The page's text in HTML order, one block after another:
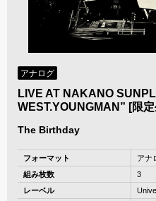
アナログ
LIVE AT NAKANO
WEST.YOUNGMAN” [限
The Birthday
フォーマット
アナ
組み枚数
3
レーベル